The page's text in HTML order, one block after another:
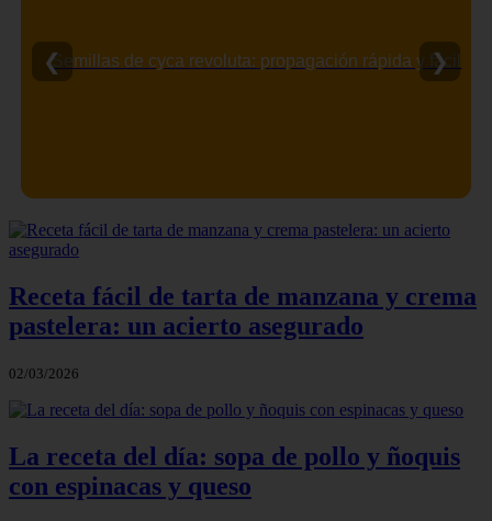
Semillas de cyca revoluta: propagación rápida y fácil
❮ ❯
Receta fácil de tarta de manzana y crema
pastelera: un acierto asegurado
02/03/2026
La receta del día: sopa de pollo y ñoquis
con espinacas y queso